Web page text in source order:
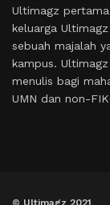
Ultimagz
keluarga
sebuah majalah
kampus.
menulis bagi
UMN dan non-
© Ultimagz 2021